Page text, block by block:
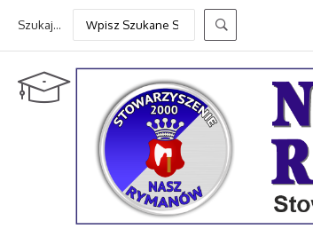
Szukaj...